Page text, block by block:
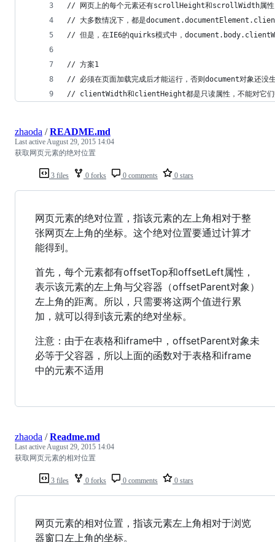
// 网页上的每个元素还有scrollHeight和scrollWidth属性，
// 大多数情况下，都是
// 但是，在IE6的quirks模式中，
// 方案1
// 必须在页面加载完成后才能运行，否则document对象还没
// clientWidth和clientHeight都是只读属性，不能对它们
3 files 0 forks 0 comments 0 stars
zhaoda /README.md
Last active August 29, 2015 14:04
获取网页元素的绝对位置
网页元素的绝对位置，指该元素的左上角相对于整
张网页左上角的坐标。这个绝对位置要通过计算才
能得到。
首先，每个元素都有offsetTop和offsetLeft属性，
表示该元素的左上角与父容器（offsetParent对象）
左上角的距离。所以，只需要将这两个值进行累
加，就可以得到该元素的绝对坐标。
注意：由于在表格和iframe中，offsetParent对象未
必等于父容器，所以上面的函数对于表格和iframe
中的元素不适用
3 files 0 forks 0 comments 0 stars
zhaoda /Readme.md
Last active August 29, 2015 14:04
获取网页元素的相对位置
网页元素的相对位置，指该元素左上角相对于浏览
器窗口左上角的坐标。